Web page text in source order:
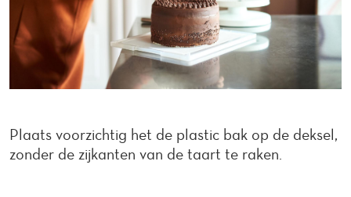
Plaats voorzichtig het de plastic bak op de deksel,
zonder de zijkanten van de taart te raken.